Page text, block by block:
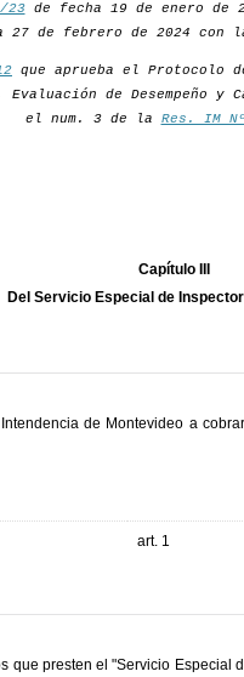
23de fecha 19 de enero de
27 de febrero de 2024 con
que aprueba el Protocolo
de Desempeño
el num. 3 de la Res. IM
Capítulo III
Del Servicio Especial de
de Montevideo a
art. 1
que presten el "Servicio Especial